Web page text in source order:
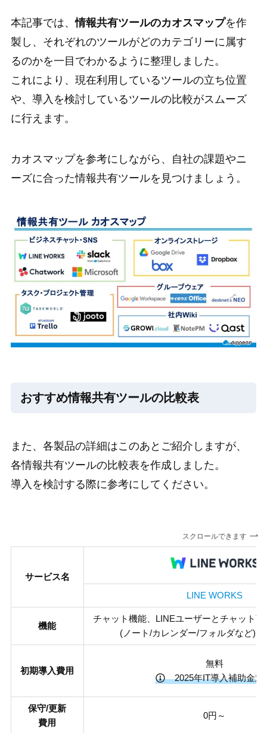
本記事では、情報共有ツールのカオスマップを作
製し、それぞれのツールがどのカテゴリーに属す
るのかを一目でわかるように整理しました。
これにより、現在利用しているツールの立ち位置
や、導入を検討しているツールの比較がスムーズ
に行えます。
カオスマップを参考にしながら、自社の課題やニ
ーズに合った情報共有ツールを見つけましょう。
おすすめ情報共有ツールの比較表
また、各製品の詳細はこのあとご紹介しますが、
各情報共有ツールの比較表を作成しました。
導入を検討する際に参考にしてください。
スクロールできます
サービス名
LINE WORKS
機能
チャット機能、LINEユーザーとチャット
(ノート/カレンダー/フォルダなど)
初期導入費用
無料
2025年IT導入補助金対
保守/更新
費用
0円～